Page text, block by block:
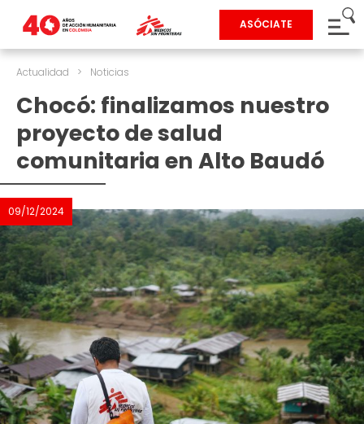
ASÓCIATE
Actualidad > Noticias
Chocó: finalizamos nuestro
proyecto de salud
comunitaria en Alto Baudó
09/12/2024